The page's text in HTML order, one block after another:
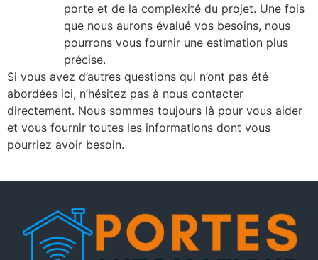
porte et de la complexité du projet. Une fois
que nous aurons évalué vos besoins, nous
pourrons vous fournir une estimation plus
précise.
Si vous avez d’autres questions qui n’ont pas été
abordées ici, n’hésitez pas à nous contacter
directement. Nous sommes toujours là pour vous aider
et vous fournir toutes les informations dont vous
pourriez avoir besoin.